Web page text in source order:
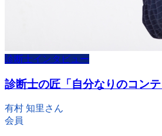
診断士インタビュー
診断士の匠「自分なりのコンテ
有村 知里さん
会員